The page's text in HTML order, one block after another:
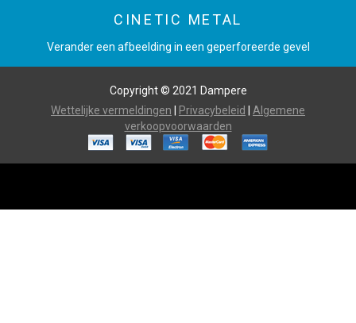
CINETIC METAL
Verander een afbeelding in een geperforeerde gevel
Copyright © 2021 Dampere
Wettelijke vermeldingen
Privacybeleid
Algemene
verkoopvoorwaarden